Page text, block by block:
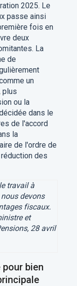
2025. Le
passe ainsi
fois en
deux
La
de
un
plus
ou la
dans le
de l'accord
la
de l'ordre de
des
travail à
devons
fiscaux.
et
28 avril
bien